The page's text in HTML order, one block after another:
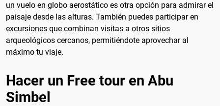
un vuelo en globo aerostático es otra opción para admirar el
paisaje desde las alturas. También puedes participar en
excursiones que combinan visitas a otros sitios
arqueológicos cercanos, permitiéndote aprovechar al
máximo tu viaje.
Hacer un Free tour en Abu
Simbel